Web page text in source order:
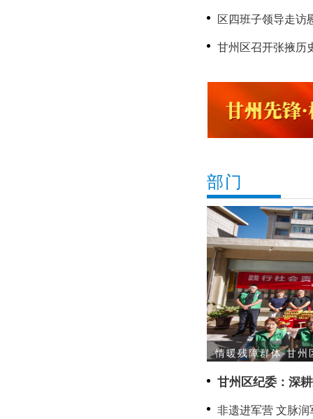
区四班子领导走访
甘州区召开张掖历
部门
情暖残障群体 甘州
甘州区纪委：深
治监督提质增效
非遗进军营 文脉